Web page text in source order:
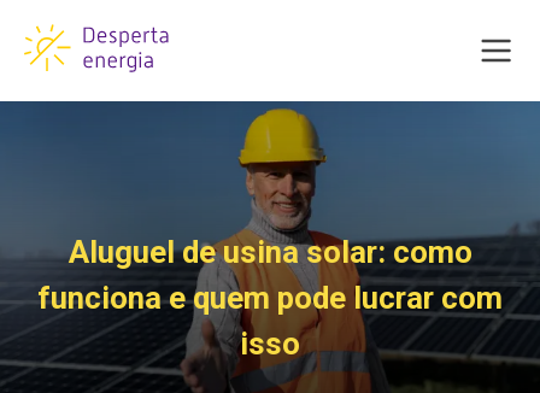
Aluguel de usina solar: como
funciona e quem pode lucrar com
isso